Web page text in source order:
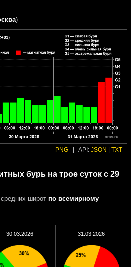
)
PNG API: JSON TXT
бурь на трое суток с 29
широт по всемирному
30.03.2026 31.03.2026